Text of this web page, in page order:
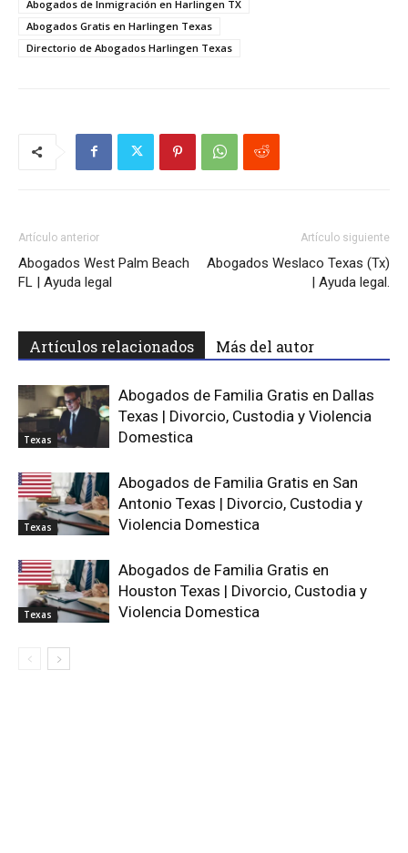
Abogados de Inmigración en Harlingen TX
Abogados Gratis en Harlingen Texas
Directorio de Abogados Harlingen Texas
Artículo anterior
Abogados West Palm Beach
FL | Ayuda legal
Artículo siguiente
Abogados Weslaco Texas (Tx)
| Ayuda legal.
Artículos relacionados Más del autor
Texas
Abogados de Familia Gratis en Dallas
Texas | Divorcio, Custodia y Violencia
Domestica
Texas
Abogados de Familia Gratis en San
Antonio Texas | Divorcio, Custodia y
Violencia Domestica
Texas
Abogados de Familia Gratis en
Houston Texas | Divorcio, Custodia y
Violencia Domestica